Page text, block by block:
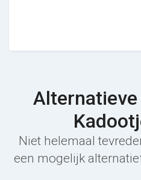
Niet helemaal
een mogelijk